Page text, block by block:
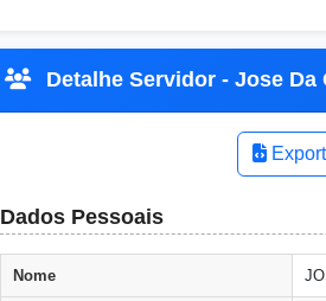
Detalhe Servidor - Jose Da
Dados Pessoais
Nome